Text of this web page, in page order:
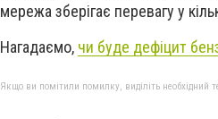
мережа зберігає перевагу у
Нагадаємо, чи буде дефіцит
Якщо ви помітили помилку, виділіть необхідний